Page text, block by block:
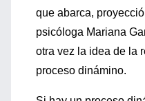
que abarca,
psicóloga Mariana
otra vez la idea de la
proceso dinámino.